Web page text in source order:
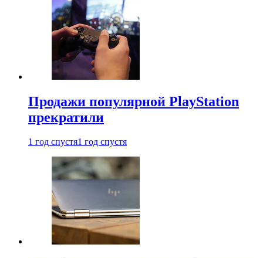
Продажи популярной PlayStation
прекратили
1 год спустя1 год спустя